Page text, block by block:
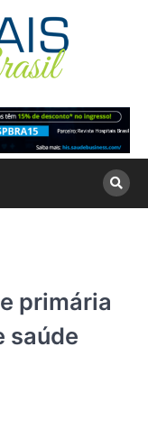
primária
saúde